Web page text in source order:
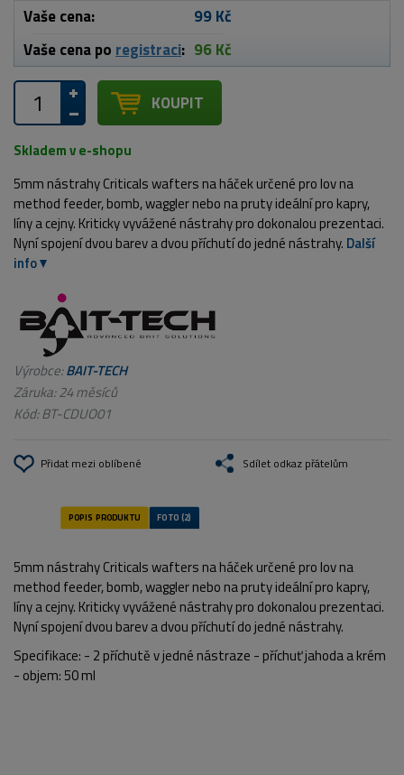
Vaše cena:
99 Kč
Vaše cena po registraci: 96 Kč
KOUPIT
Skladem v e-shopu
5mm nástrahy Criticals wafters na háček určené pro lov na
method feeder, bomb, waggler nebo na pruty ideální pro kapry,
líny a cejny. Kriticky vyvážené nástrahy pro dokonalou prezentaci.
Nyní spojení dvou barev a dvou příchutí do jedné nástrahy. Další
info
Výrobce:BAIT-TECH
Záruka: 24 měsíců
Kód:BT-CDUO01
Přidat mezi oblíbené Sdílet odkaz přátelům
5mm nástrahy Criticals wafters na háček určené pro lov na
method feeder, bomb, waggler nebo na pruty ideální pro kapry,
líny a cejny. Kriticky vyvážené nástrahy pro dokonalou prezentaci.
Nyní spojení dvou barev a dvou příchutí do jedné nástrahy.
Specifikace: - 2 příchutě v jedné nástraze - příchuť jahoda a krém
- objem: 50 ml